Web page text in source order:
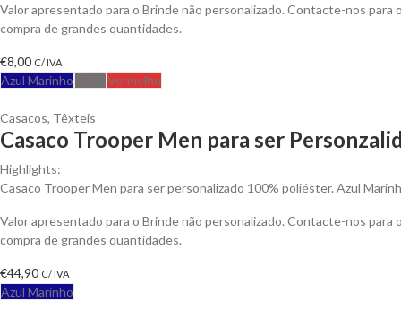
Valor apresentado para o Brinde não personalizado. Contacte-nos para
compra de grandes quantidades.
€8,00 C/ IVA
Azul Marinho Vermelho
Casacos, Têxteis
Casaco Trooper Men para ser
Highlights:
Casaco Trooper Men para ser personalizado 100% poliéster. Azul
Valor apresentado para o Brinde não personalizado. Contacte-nos para
compra de grandes quantidades.
€44,90 C/ IVA
Azul Marinho